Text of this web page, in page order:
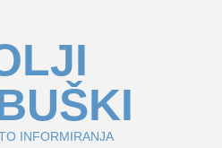
INFORMIRANJA